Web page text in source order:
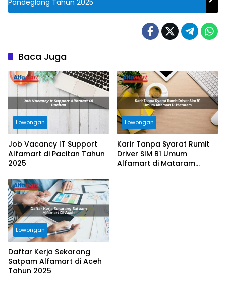
Pandeglang Tahun 2025
Baca Juga
Lowongan
Job Vacancy IT Support
Alfamart di Pacitan Tahun
2025
Lowongan
Karir Tanpa Syarat Rumit
Driver SIM B1 Umum
Alfamart di Mataram
Lowongan
Daftar Kerja Sekarang
Satpam Alfamart di Aceh
Tahun 2025